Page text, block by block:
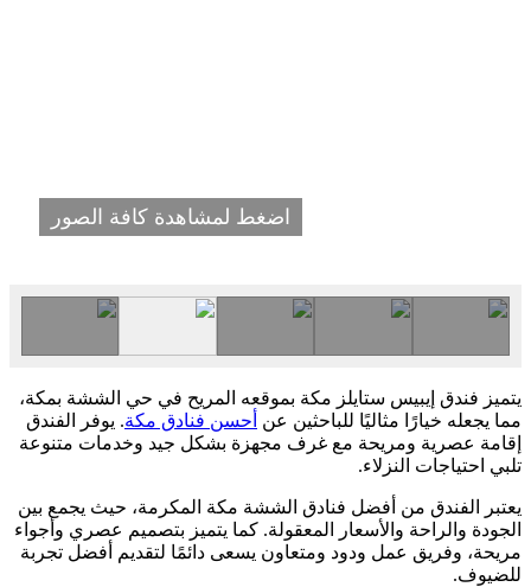
اضغط لمشاهدة كافة الصور
يتميز فندق إيبيس ستايلز مكة بموقعه المريح في حي الششة بمكة،
مما يجعله خيارًا مثاليًا للباحثين عن أحسن فنادق مكة. يوفر الفندق
إقامة عصرية ومريحة مع غرف مجهزة بشكل جيد وخدمات متنوعة
تلبي احتياجات النزلاء.
يعتبر الفندق من أفضل فنادق الششة مكة المكرمة، حيث يجمع بين
الجودة والراحة والأسعار المعقولة. كما يتميز بتصميم عصري وأجواء
مريحة، وفريق عمل ودود ومتعاون يسعى دائمًا لتقديم أفضل تجربة
للضيوف.